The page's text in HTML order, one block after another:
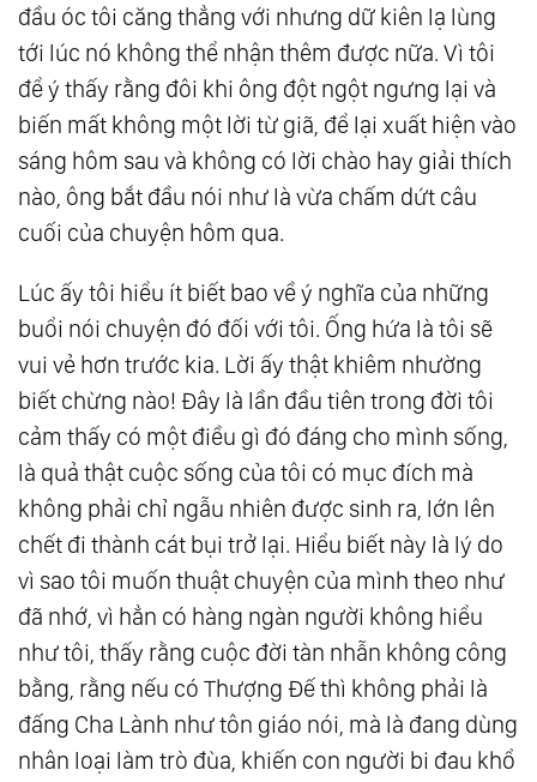
đầu óc tôi căng thẳng với nhưng dữ kiên lạ lùng
tới lúc nó không thể nhận thêm được nữa. Vì tôi
để ý thấy rằng đôi khi ông đột ngột ngưng lại và
biến mất không một lời từ giã, để lại xuất hiện vào
sáng hôm sau và không có lời chào hay giải thích
nào, ông bắt đầu nói như là vừa chấm dứt câu
cuối của chuyện hôm qua.
Lúc ấy tôi hiểu ít biết bao về ý nghĩa của những
buổi nói chuyện đó đối với tôi. Ống hứa là tôi sẽ
vui vẻ hơn trước kia. Lời ấy thật khiêm nhường
biết chừng nào! Đây là lần đầu tiên trong đời tôi
cảm thấy có một điều gì đó đáng cho mình sống,
là quả thật cuộc sống của tôi có mục đích mà
không phải chỉ ngẫu nhiên được sinh ra, lớn lên
chết đi thành cát bụi trở lại. Hiểu biết này là lý do
vì sao tôi muốn thuật chuyện của mình theo như
đã nhớ, vì hẳn có hàng ngàn người không hiểu
như tôi, thấy rằng cuộc đời tàn nhẫn không công
bằng, rằng nếu có Thượng Đế thì không phải là
đấng Cha Lành như tôn giáo nói, mà là đang dùng
nhân loại làm trò đùa, khiến con người bi đau khổ